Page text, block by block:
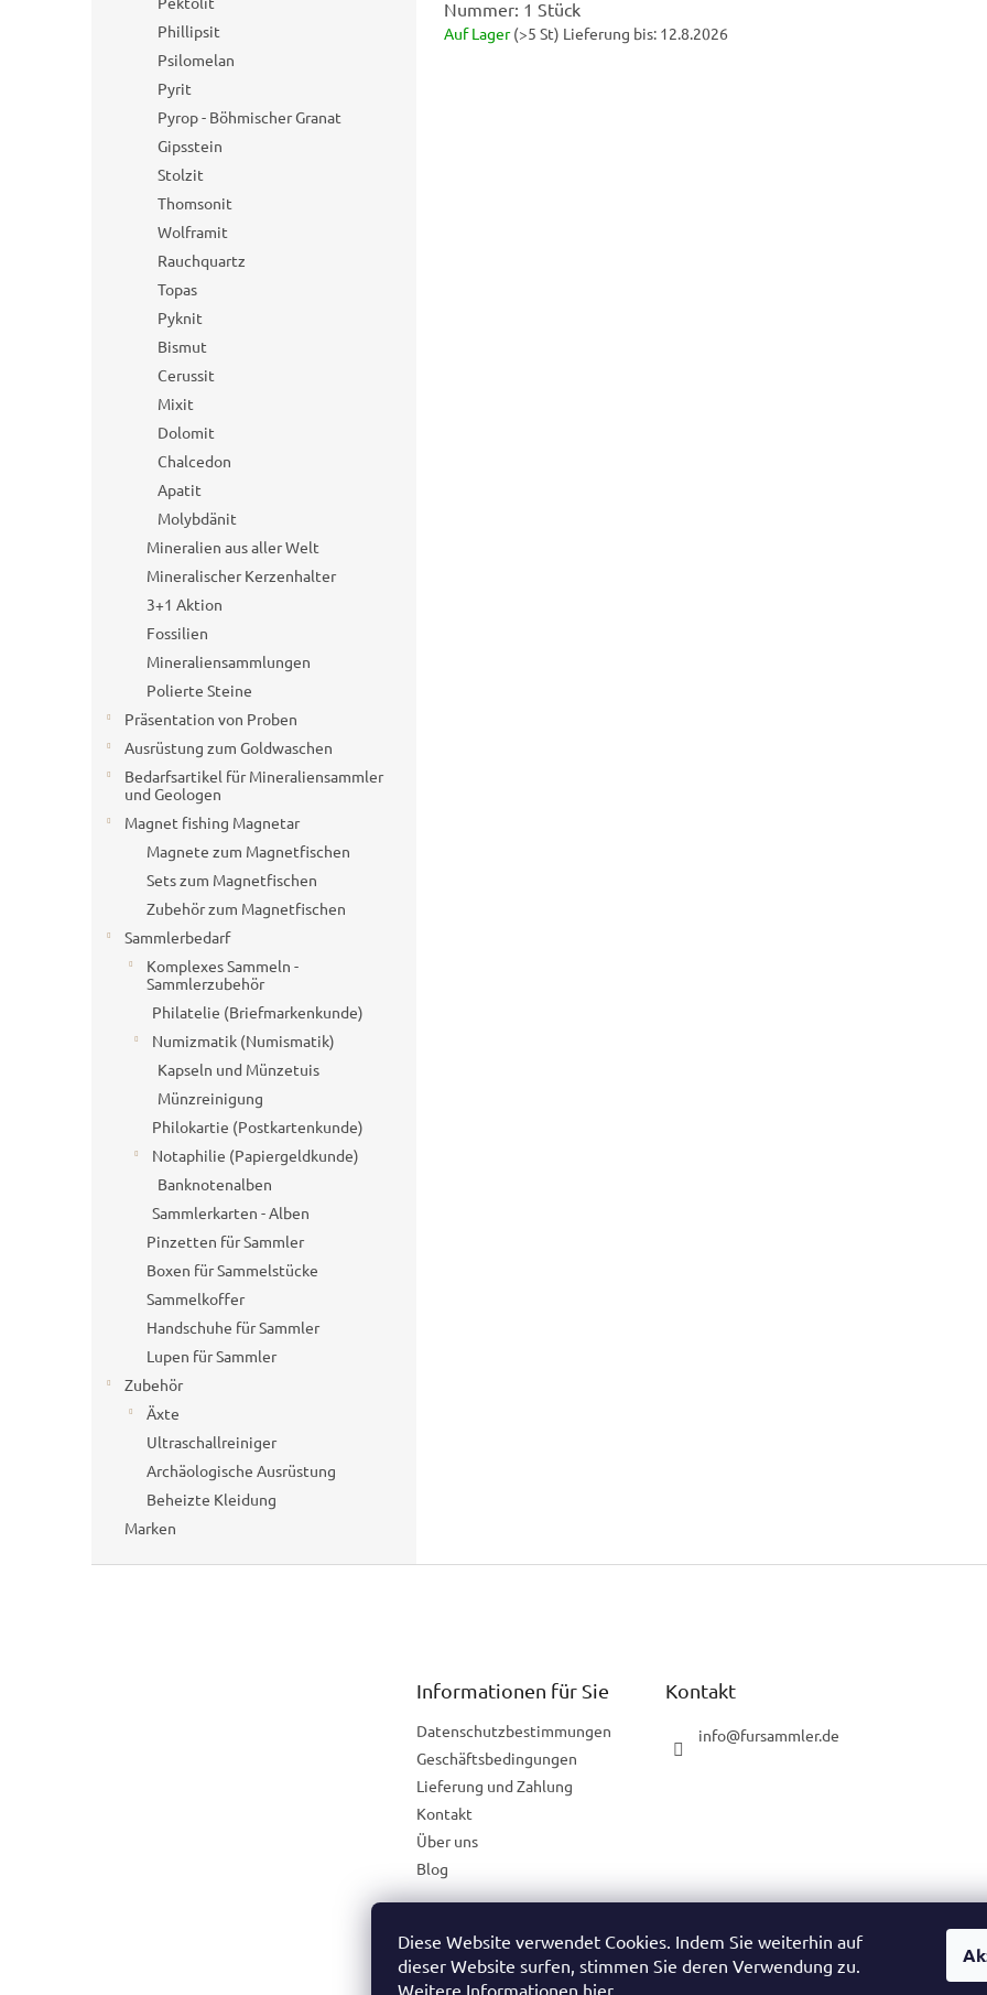
Diese Website verwendet Cookies. Indem Sie weiterhin auf
dieser Website surfen, stimmen Sie deren Verwendung zu.
Weitere Informationen hier.
Phillipsit
Psilomelan
Pyrit
Pyrop - Böhmischer Granat
Gipsstein
Stolzit
Thomsonit
Wolframit
Rauchquartz
Topas
Pyknit
Bismut
Cerussit
Mixit
Dolomit
Chalcedon
Apatit
Molybdänit
Mineralien aus aller Welt
Mineralischer Kerzenhalter
3+1 Aktion
Fossilien
Mineraliensammlungen
Polierte Steine
Präsentation von Proben
Ausrüstung zum Goldwaschen
Bedarfsartikel für Mineraliensammler
und Geologen
Magnet fishing Magnetar
Magnete zum Magnetfischen
Sets zum Magnetfischen
Zubehör zum Magnetfischen
Sammlerbedarf
Komplexes Sammeln -
Sammlerzubehör
Philatelie (Briefmarkenkunde)
Numizmatik (Numismatik)
Kapseln und Münzetuis
Münzreinigung
Philokartie (Postkartenkunde)
Notaphilie (Papiergeldkunde)
Banknotenalben
Sammlerkarten - Alben
Pinzetten für Sammler
Boxen für Sammelstücke
Sammelkoffer
Handschuhe für Sammler
Lupen für Sammler
Zubehör
Äxte
Ultraschallreiniger
Archäologische Ausrüstung
Beheizte Kleidung
Marken
Nummer: 1 Stück
Auf Lager(>5 St) Lieferung bis: 12.8.2026
Informationen für Sie
Datenschutzbestimmungen
Geschäftsbedingungen
Lieferung und Zahlung
Kontakt
Über uns
Blog
Kontakt
info@fursammler.de
Österreichische Website Tschechische Website Slowakische Website